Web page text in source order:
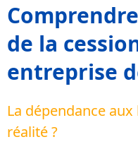
de la
entreprise
La dépendance
réalité ?